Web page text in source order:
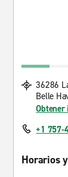
36286
Belle
Obtener
+1 757-
Horarios